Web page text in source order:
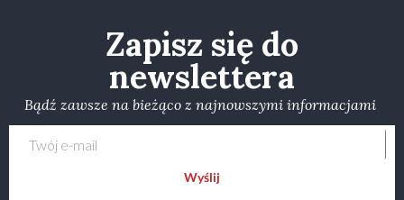
Zapisz się do
newslettera
Bądź zawsze na bieżąco z najnowszymi informacjami
Wyślij